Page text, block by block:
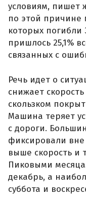
условиям, пишет
по этой причине
которых погибли
пришлось 25,1%
связанных с
Речь идет о
снижает
скользком
Машина теряет
с дороги.
фиксировали вне
выше скорость и
Пиковыми
декабрь, а
суббота и